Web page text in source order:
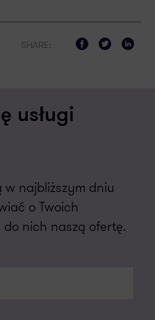
SHARE:
usługi
w najbliższym dniu
o Twoich
nich naszą ofertę.